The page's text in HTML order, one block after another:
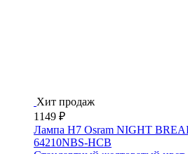
Хит продаж
1149 ₽
Лампа H7 Osram NIGHT
64210NBS-HCB